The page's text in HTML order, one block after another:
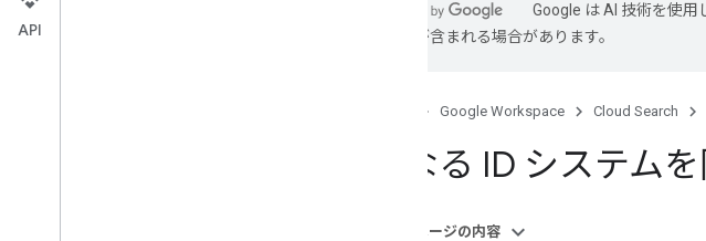
Google は AI 技術を使
は誤りが含まれる場合があります。
Google Workspace Cloud Search
異なる ID システム
このページの内容
API